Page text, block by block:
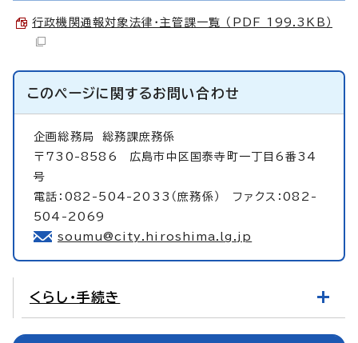
行政機関通報対象法律・主管課一覧 （PDF 199.3KB）
このページに関するお問い合わせ
企画総務局総務課庶務係
〒730-8586 広島市中区国泰寺町一丁目6番34
号
電話：082-504-2033（庶務係） ファクス：082-
504-2069
soumu@city.hiroshima.lg.jp
くらし・手続き